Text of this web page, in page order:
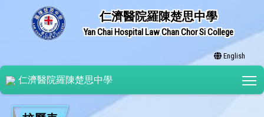
仁濟醫院羅陳楚思中學
Yan Chai Hospital Law Chan Chor Si College
English
仁濟醫院羅陳楚思中學